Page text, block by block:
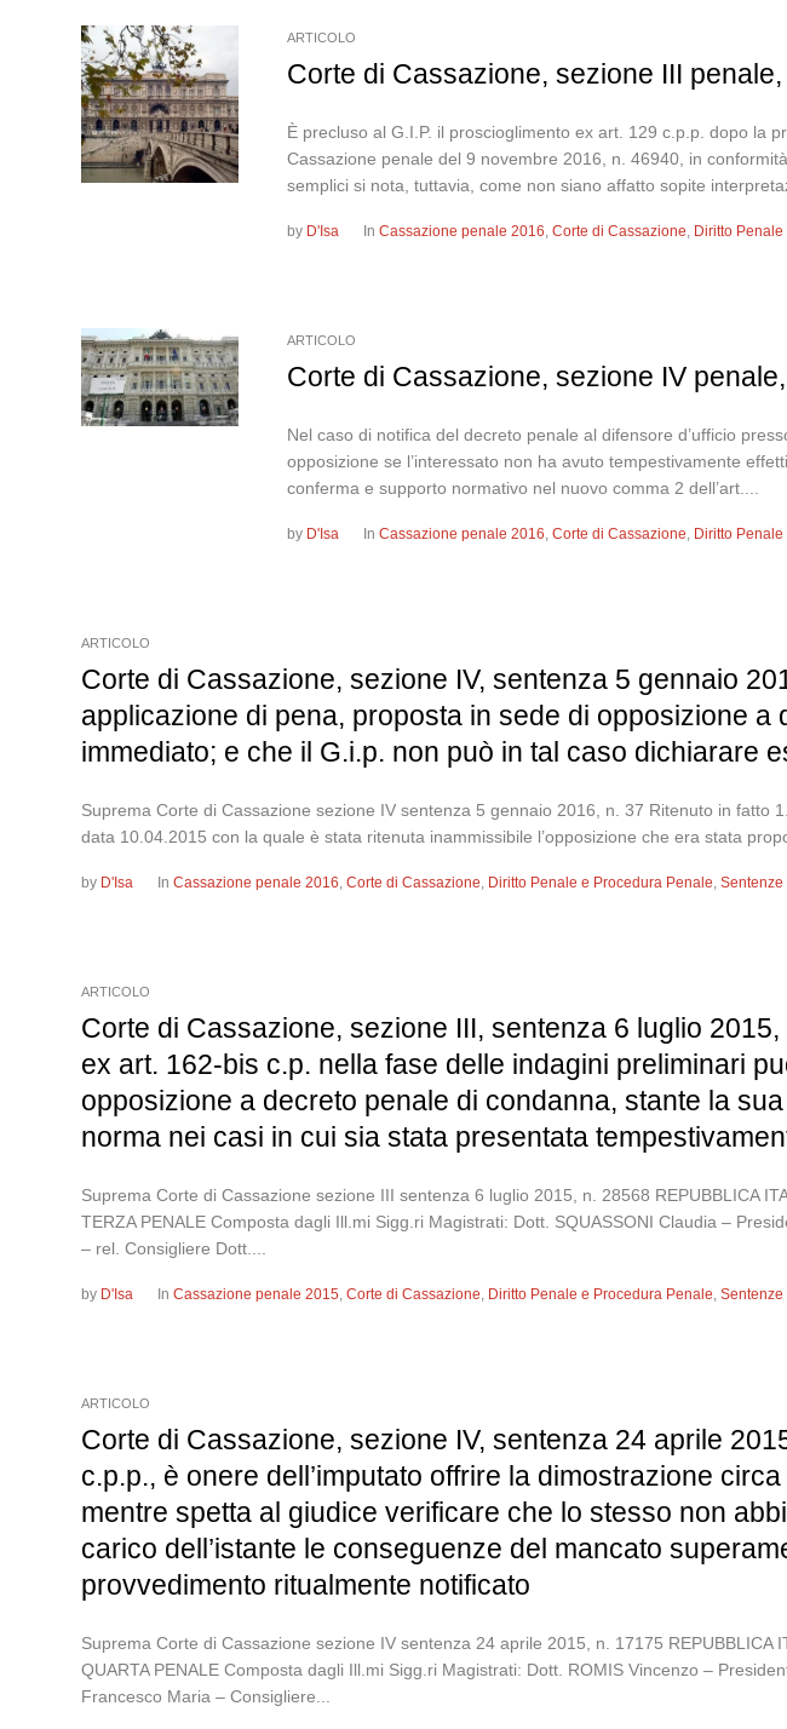
ARTICOLO
Corte di Cassazione, sezione III
È precluso al G.I.P. il proscioglimento ex art. 129 c.p.p. dopo la
Cassazione penale del 9 novembre 2016, n. 46940, in
semplici si nota, tuttavia, come non siano affatto sopite
by D'Isa InCassazione penale 2016,Corte di Cassazione, Diritto
ARTICOLO
Corte di Cassazione, sezione IV
Nel caso di notifica del decreto penale al difensore d’ufficio
opposizione se l’interessato non ha avuto tempestivamente
conferma e supporto normativo nel nuovo comma 2 dell’art....
by D'Isa InCassazione penale 2016,Corte di Cassazione, Diritto
ARTICOLO
Corte di Cassazione, sezione IV, sentenza 5 gennaio
applicazione di pena, proposta in sede di opposizione
immediato; e che il G.i.p. non può in tal caso dichiarare
Suprema Corte di Cassazione sezione IV sentenza 5 gennaio 2016, n. 37 Ritenuto in
data 10.04.2015 con la quale è stata ritenuta inammissibile l’opposizione che era stata
by D'Isa InCassazione penale 2016,Corte di Cassazione, Diritto Penale e Procedura Penale,Sentenze
ARTICOLO
Corte di Cassazione, sezione III, sentenza 6 luglio
ex art. 162-bis c.p. nella fase delle indagini preliminari
opposizione a decreto penale di condanna, stante la
norma nei casi in cui sia stata presentata
Suprema Corte di Cassazione sezione III sentenza 6 luglio 2015, n. 28568 REPUBBLICA
TERZA PENALE Composta dagli Ill.mi Sigg.ri Magistrati: Dott. SQUASSONI Claudia –
– rel. Consigliere Dott....
by D'Isa InCassazione penale 2015,Corte di Cassazione, Diritto Penale e Procedura Penale,Sentenze
ARTICOLO
Corte di Cassazione, sezione IV, sentenza 24 aprile
c.p.p., è onere dell’imputato offrire la dimostrazione
mentre spetta al giudice verificare che lo stesso non
carico dell’istante le conseguenze del mancato
provvedimento ritualmente notificato
Suprema Corte di Cassazione sezione IV sentenza 24 aprile 2015, n. 17175 REPUBBLICA
QUARTA PENALE Composta dagli Ill.mi Sigg.ri Magistrati: Dott. ROMIS Vincenzo –
Francesco Maria – Consigliere...